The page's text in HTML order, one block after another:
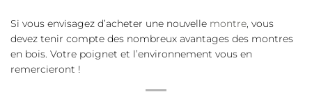
Si vous envisagez d’acheter une nouvelle montre, vous
devez tenir compte des nombreux avantages des montres
en bois. Votre poignet et l’environnement vous en
remercieront !